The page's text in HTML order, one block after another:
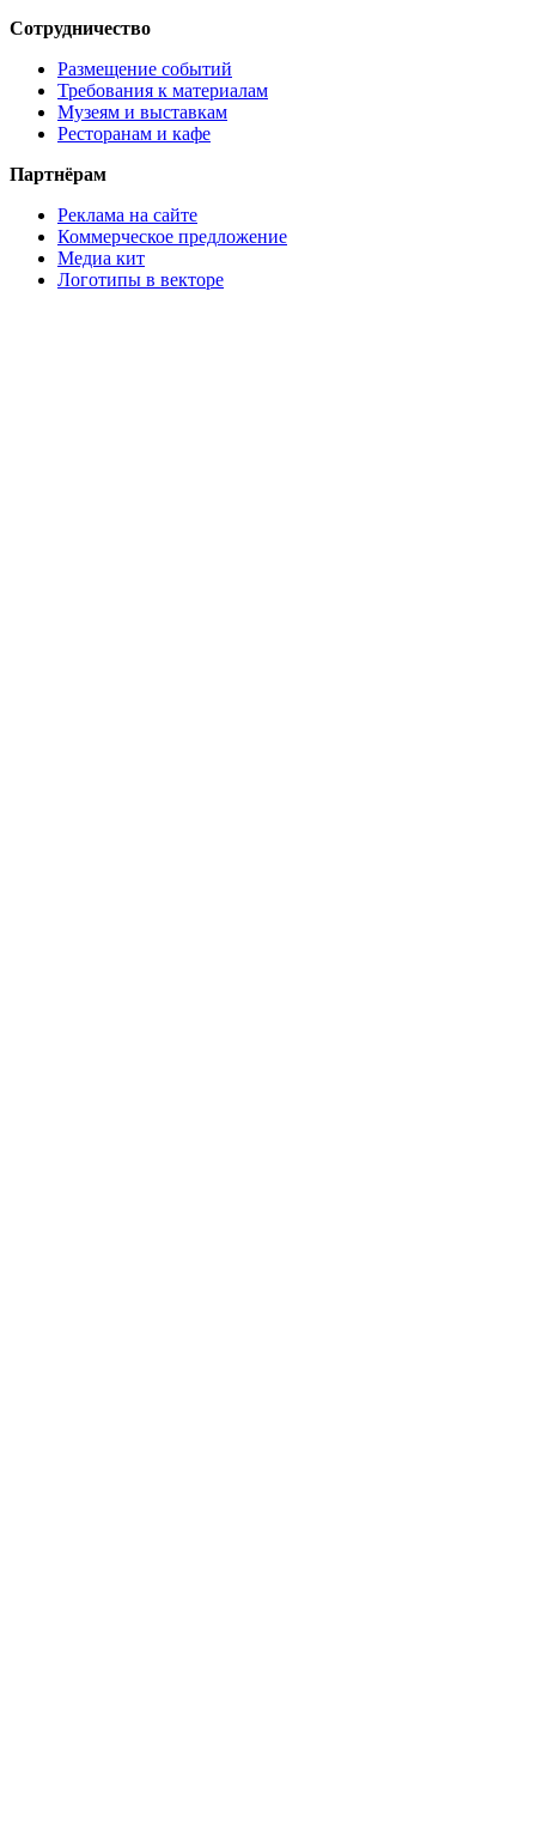
Сотрудничество
Размещение событий
Требования к материалам
Музеям и выставкам
Ресторанам и кафе
Партнёрам
Реклама на сайте
Коммерческое предложение
Медиа кит
Логотипы в векторе